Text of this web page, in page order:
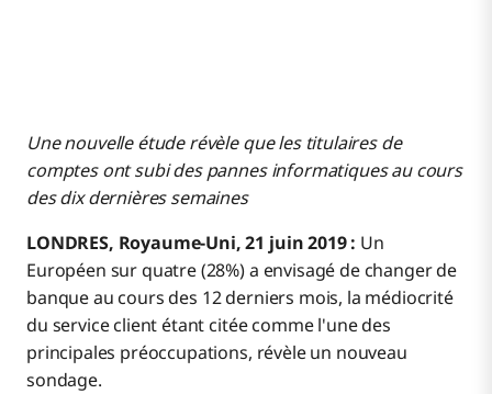
Une nouvelle étude révèle que les titulaires de
comptes ont subi des pannes informatiques au cours
des dix dernières semaines
LONDRES, Royaume-Uni, 21 juin 2019 : Un
Européen sur quatre (28%) a envisagé de changer de
banque au cours des 12 derniers mois, la médiocrité
du service client étant citée comme l'une des
principales préoccupations, révèle un nouveau
sondage.